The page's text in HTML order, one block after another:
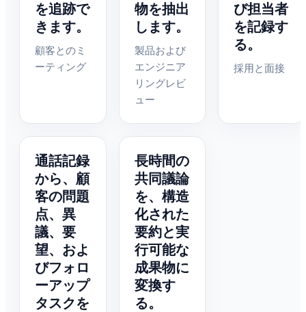
を追跡で
きます。
顧客とのミ
ーティング
物を抽出
します。
製品および
エンジニア
リングレビ
ュー
び担当者
を記録す
る。
採用と面接
通話記録
から、顧
客の問題
点、異
議、要
望、およ
びフォロ
ーアップ
タスクを
長時間の
共同議論
を、構造
化された
要約と実
行可能な
成果物に
変換す
る。